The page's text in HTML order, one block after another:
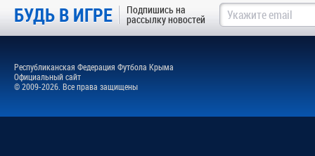
БУДЬ В ИГРЕ Подпишись на
рассылку новостей
Республиканская Федерация Футбола Крыма
Официальный сайт
© 2009-2026. Все права защищены